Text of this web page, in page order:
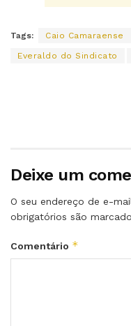
Tags: Caio Camaraense
Everaldo do Sindicato
Deixe um
O seu endereço de e-
obrigatórios são
Comentário *